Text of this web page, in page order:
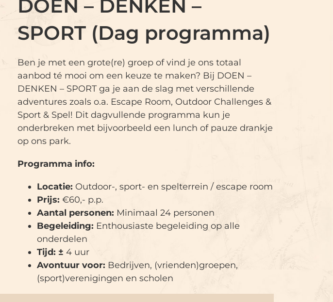
DOEN – DENKEN –
SPORT (Dag programma)
Ben je met een grote(re) groep of vind je ons totaal
aanbod té mooi om een keuze te maken? Bij DOEN –
DENKEN – SPORT ga je aan de slag met verschillende
adventures zoals o.a. Escape Room, Outdoor Challenges &
Sport & Spel! Dit dagvullende programma kun je
onderbreken met bijvoorbeeld een lunch of pauze drankje
op ons park.
Programma info:
Locatie: Outdoor-, sport- en spelterrein / escape room
Prijs: €60,- p.p.
Aantal personen: Minimaal 24 personen
Begeleiding: Enthousiaste begeleiding op alle
onderdelen
Tijd: ± 4 uur
Avontuur voor: Bedrijven, (vrienden)groepen,
(sport)verenigingen en scholen